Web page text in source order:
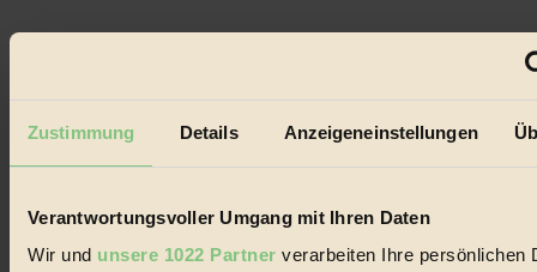
Zustimmung Details Anzeigeneinstellungen
Verantwortungsvoller Umgang mit Ihren Daten
Wir und unsere 1022 Partner verarbeiten Ihre persönlichen
© 2026 Biorama GmbH
Datenschutz
Mediadaten
Biorama steht für einen nachhaltigen Lebensstil und bewussten
und Produkte, ein Leitfaden im schnell wachsenden Markt des
Handels mit Bioprodukten, des Fair-Trade sowie der Branche
alternativer Energien.